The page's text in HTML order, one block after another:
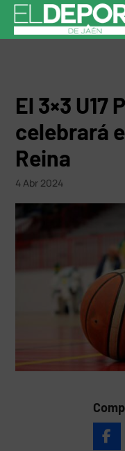
El 3×3 U17
celebrará
Reina
4 Abr 2024